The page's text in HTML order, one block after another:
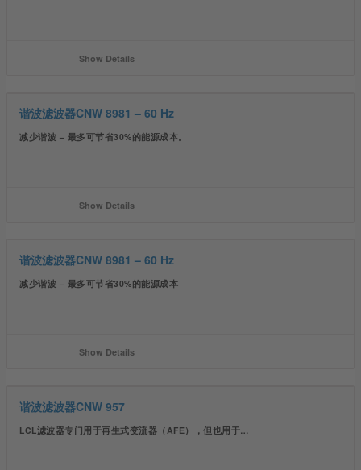
Show Details
谐波滤波器CNW 8981 – 60 Hz
减少谐波 – 最多可节省30%的能源成本。
Show Details
谐波滤波器CNW 8981 – 60 Hz
减少谐波 – 最多可节省30%的能源成本
Show Details
谐波滤波器CNW 957
LCL滤波器专门用于再生式变流器（AFE），但也用于…